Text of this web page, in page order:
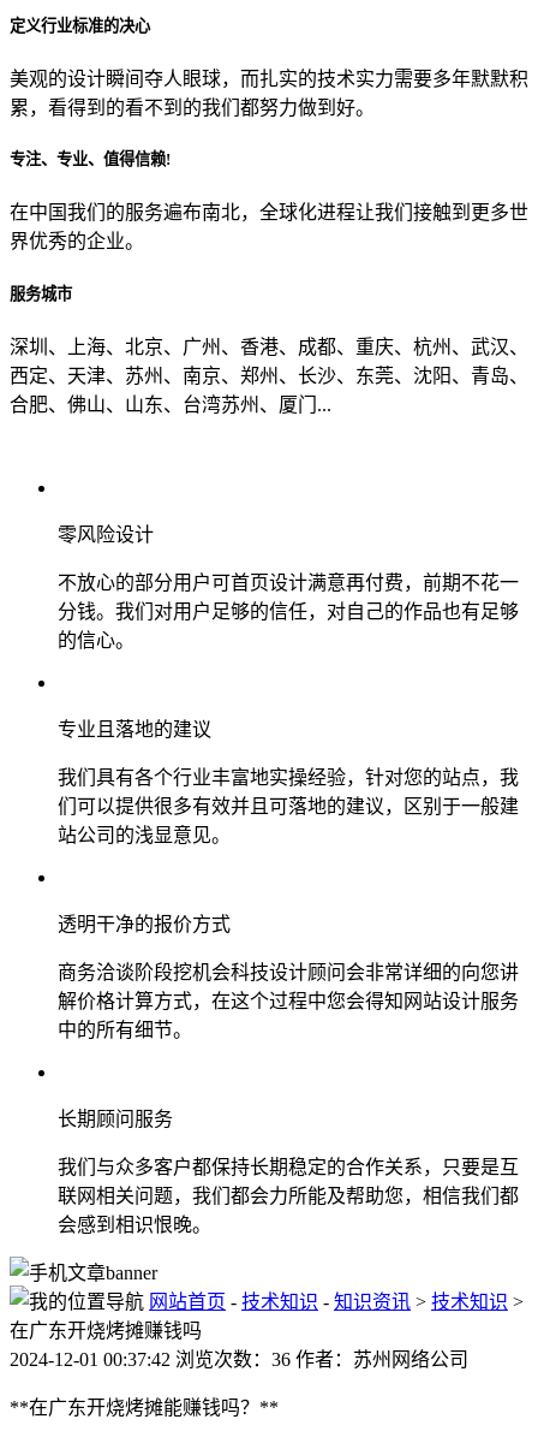
贵公司的团队规模是？
目前主要的营销渠道是？
定义行业标准的决心
美观的设计瞬间夺人眼球，而扎实的技术实力需要多年默默积
累，看得到的看不到的我们都努力做到好。
专注、专业、值得信赖!
在中国我们的服务遍布南北，全球化进程让我们接触到更多世
界优秀的企业。
服务城市
深圳、上海、北京、广州、香港、成都、重庆、杭州、武汉、
西定、天津、苏州、南京、郑州、长沙、东莞、沈阳、青岛、
合肥、佛山、山东、台湾苏州、厦门...
零风险设计
不放心的部分用户可首页设计满意再付费，前期不花一
分钱。我们对用户足够的信任，对自己的作品也有足够
的信心。
专业且落地的建议
我们具有各个行业丰富地实操经验，针对您的站点，我
们可以提供很多有效并且可落地的建议，区别于一般建
站公司的浅显意见。
透明干净的报价方式
商务洽谈阶段挖机会科技设计顾问会非常详细的向您讲
解价格计算方式，在这个过程中您会得知网站设计服务
中的所有细节。
长期顾问服务
我们与众多客户都保持长期稳定的合作关系，只要是互
联网相关问题，我们都会力所能及帮助您，相信我们都
会感到相识恨晚。
网站首页 - 技术知识 - 知识资讯 > 技术知识 >
在广东开烧烤摊赚钱吗
2024-12-01 00:37:42 浏览次数：36 作者：苏州网络公司
**在广东开烧烤摊能赚钱吗？**